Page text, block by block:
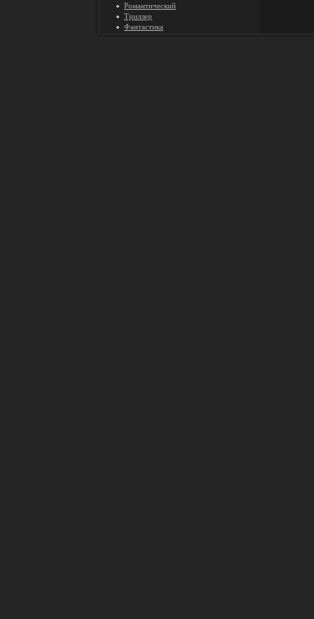
Романтический
Триллер
Фантастика